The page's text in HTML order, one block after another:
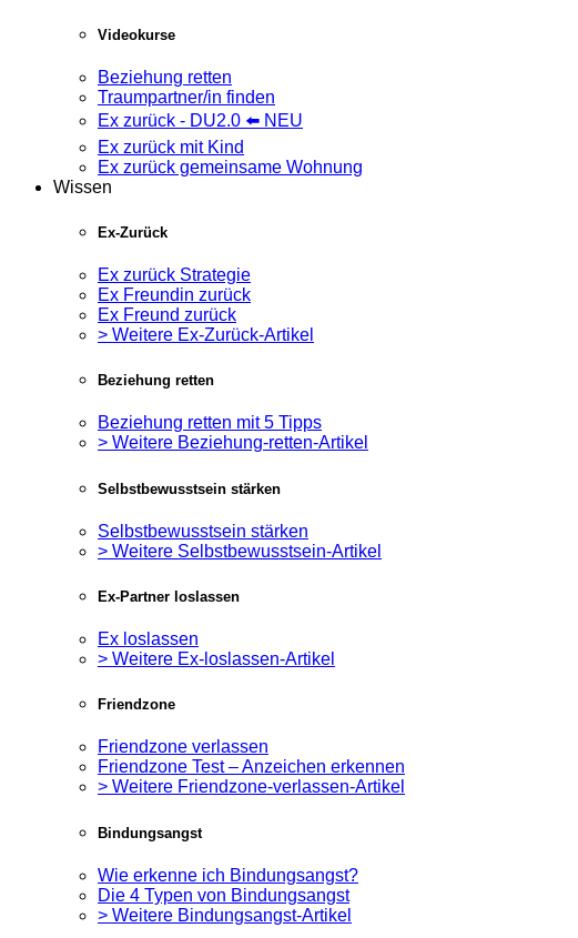
Videokurse
Beziehung retten
Traumpartner/in finden
Ex zurück - DU2.0 ⬅️ NEU
Ex zurück mit Kind
Ex zurück gemeinsame Wohnung
Wissen
Ex-Zurück
Ex zurück Strategie
Ex Freundin zurück
Ex Freund zurück
> Weitere Ex-Zurück-Artikel
Beziehung retten
Beziehung retten mit 5 Tipps
> Weitere Beziehung-retten-Artikel
Selbstbewusstsein stärken
Selbstbewusstsein stärken
> Weitere Selbstbewusstsein-Artikel
Ex-Partner loslassen
Ex loslassen
> Weitere Ex-loslassen-Artikel
Friendzone
Friendzone verlassen
Friendzone Test – Anzeichen erkennen
> Weitere Friendzone-verlassen-Artikel
Bindungsangst
Wie erkenne ich Bindungsangst?
Die 4 Typen von Bindungsangst
> Weitere Bindungsangst-Artikel